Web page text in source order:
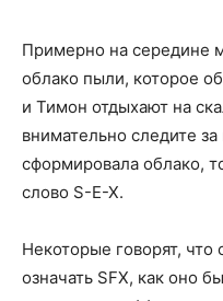
Примерно на середине
облако пыли, которое
и Тимон отдыхают на
внимательно следите
сформировала облако,
слово S-E-X.
Некоторые говорят,
означать SFX, как оно